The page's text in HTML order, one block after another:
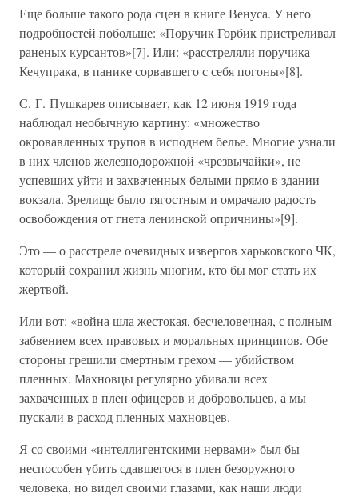
Еще больше такого рода сцен в книге Венуса. У него
подробностей побольше: «Поручик Горбик пристреливал
раненых курсантов»[7]. Или: «расстреляли поручика
Кечупрака, в панике сорвавшего с себя погоны»[8].
С. Г. Пушкарев описывает, как 12 июня 1919 года
наблюдал необычную картину: «множество
окровавленных трупов в исподнем белье. Многие узнали
в них членов железнодорожной «чрезвычайки», не
успевших уйти и захваченных белыми прямо в здании
вокзала. Зрелище было тягостным и омрачало радость
освобождения от гнета ленинской опричнины»[9].
Это — о расстреле очевидных извергов харьковского ЧК,
который сохранил жизнь многим, кто бы мог стать их
жертвой.
Или вот: «война шла жестокая, бесчеловечная, с полным
забвением всех правовых и моральных принципов. Обе
стороны грешили смертным грехом — убийством
пленных. Махновцы регулярно убивали всех
захваченных в плен офицеров и добровольцев, а мы
пускали в расход пленных махновцев.
Я со своими «интеллигентскими нервами» был бы
неспособен убить сдавшегося в плен безоружного
человека, но видел своими глазами, как наши люди